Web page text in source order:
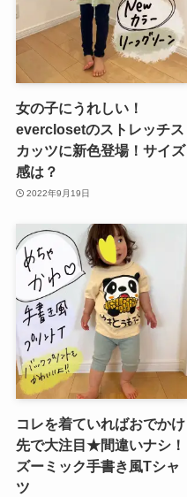
女の子にうれしい！
everclosetのストレッチス
カッツに新色登場！サイズ
感は？
2022年9月19日
コレを着ていればおでかけ
先で大注目★間違いナシ！
ズーミック手書き風Tシャ
ツ